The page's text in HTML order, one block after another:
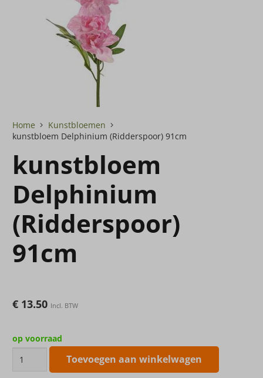
Home
Kunstbloemen
kunstbloem Delphinium (Ridderspoor) 91cm
kunstbloem
Delphinium
(Ridderspoor)
91cm
€ 13.50 Incl. BTW
op voorraad
Delphinium
Toevoegen aan winkelwagen